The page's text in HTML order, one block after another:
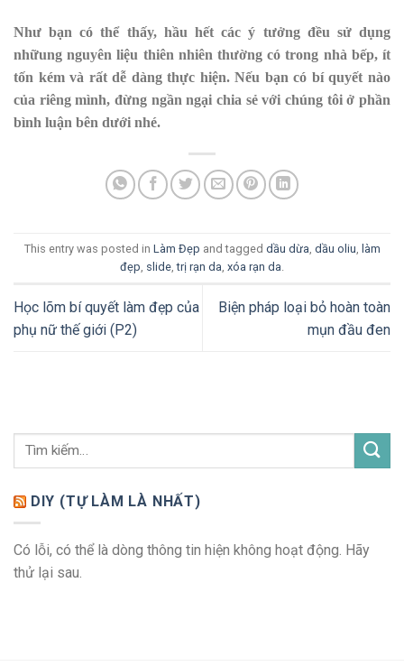
Như bạn có thể thấy, hầu hết các ý tưởng đều sử dụng
nhữung nguyên liệu thiên nhiên thường có trong nhà bếp, ít
tốn kém và rất dễ dàng thực hiện. Nếu bạn có bí quyết nào
của riêng mình, đừng ngần ngại chia sẻ với chúng tôi ở phần
bình luận bên dưới nhé.
This entry was posted in Làm Đẹp and tagged dầu dừa dầu oliu làm
đẹp slide ,trị rạn da xóa rạn da
Học lõm bí quyết làm đẹp của
phụ nữ thế giới (P2)
Biện pháp loại bỏ hoàn toàn
mụn đầu đen
DIY (TỰ LÀM LÀ NHẤT)
Có lỗi, có thể là dòng thông tin hiện không hoạt động. Hãy
thử lại sau.